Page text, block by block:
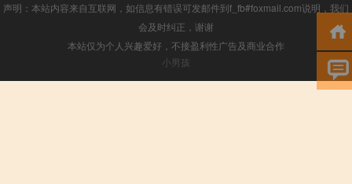
声明：本站内容来自互联网，如信息有错误可发邮件到f_fb#foxmail.com说明，我们
会及时纠正，谢谢
本站仅为个人兴趣爱好，不接盈利性广告及商业合作
小男孩